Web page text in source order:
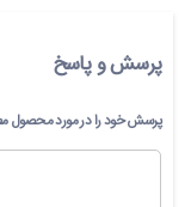
پرسش و پاسخ
پرسش خود را در مورد محصول